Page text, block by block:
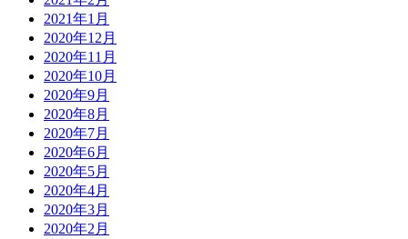
2021年1月
2020年12月
2020年11月
2020年10月
2020年9月
2020年8月
2020年7月
2020年6月
2020年5月
2020年4月
2020年3月
2020年2月